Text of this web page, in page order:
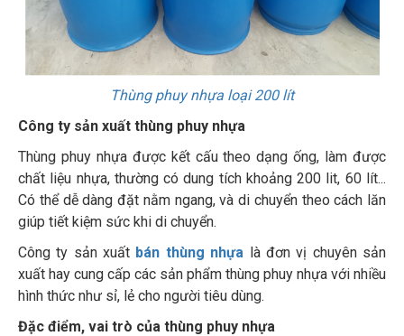
Thùng phuy nhựa loại 200 lít
Công ty sản xuất thùng phuy nhựa
Thùng phuy nhựa được kết cấu theo dạng ống, làm được
chất liệu nhựa, thường có dung tích khoảng 200 lit, 60 lít...
Có thể dễ dàng đặt nằm ngang, và di chuyển theo cách lăn
giúp tiết kiệm sức khi di chuyển.
Công ty sản xuất bán thùng nhựa là đơn vị chuyên sản
xuất hay cung cấp các sản phẩm thùng phuy nhựa với nhiều
hình thức như sỉ, lẻ cho người tiêu dùng.
Đặc điểm, vai trò của thùng phuy nhựa